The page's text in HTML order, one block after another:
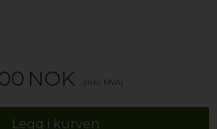
NOK (inkl. MVA)
Legg i kurven